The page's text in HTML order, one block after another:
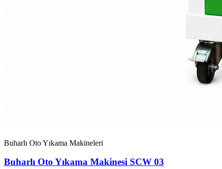
Buharlı Oto Yıkama Makineleri
Buharlı Oto Yıkama Makinesi SCW 03